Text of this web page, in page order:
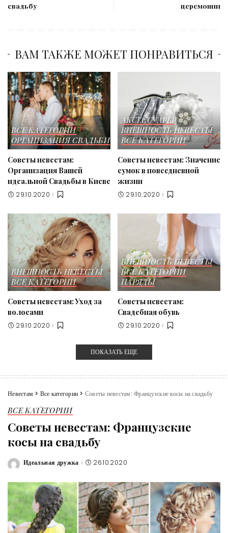
свадьбу
церемонии
ВАМ ТАКЖЕ МОЖЕТ ПОНРАВИТЬСЯ
ВСЕ КАТЕГОРИИ
ОРГАНИЗАЦИЯ СВАДЬБИ
Советы невестам:
Организация Вашей
идеальной Свадьбы в Киеве
29.10.2020
АКСЕССУАРЫ
ВНЕШНОСТЬ НЕВЕСТЫ
ВСЕ КАТЕГОРИИ
Советы невестам: Значение
сумок в повседневной
жизни
29.10.2020
ВНЕШНОСТЬ НЕВЕСТЫ
ВСЕ КАТЕГОРИИ
Советы невестам: Уход за
волосами
29.10.2020
ВНЕШНОСТЬ НЕВЕСТЫ
ВСЕ КАТЕГОРИИ
НАРЯДЫ
Советы невестам:
Свадебная обувь
29.10.2020
ПОКАЗАТЬ ЕЩЕ
Невестам > Все категории > Советы невестам: Французские косы на свадьбу
ВСЕ КАТЕГОРИИ
Советы невестам: Французские
косы на свадьбу
Posted
Идеальная дружка 26.10.2020